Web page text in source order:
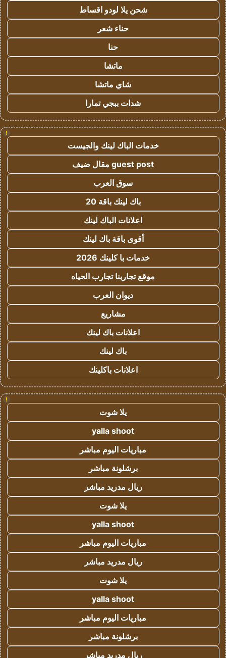
شحن يلا لودو اقساط
حناء شعر
حنا
ماتشا
شاي ماتشا
شدات ببجي تمارا
!
خدمات الباك لينك والجيست
guest post مقال ضيف
سوق العرب
باك لينك باقة 20
اعلانات الباك لينك
أقوى باقة باك لينك
خدمات با كلينك 2026
موقع تجاربنا تجارب الحياه
ديوان العرب
مشاريع
اعلانات باك لينك
باك لينك
اعلانات باكلينك
!
يلا شوت
yalla shoot
مباريات اليوم مباشر
برشلونة مباشر
ريال مدريد مباشر
يلا شوت
yalla shoot
مباريات اليوم مباشر
ريال مدريد مباشر
يلا شوت
yalla shoot
مباريات اليوم مباشر
برشلونة مباشر
ريال مدريد مباشر